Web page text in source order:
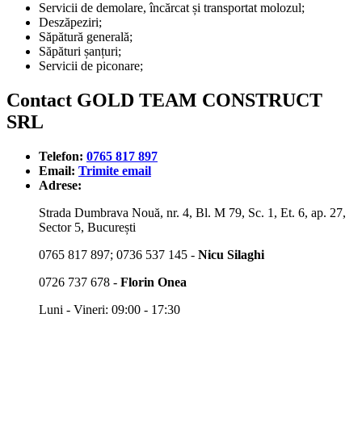
Servicii de demolare, încărcat și transportat molozul;
Deszăpeziri;
Săpătură generală;
Săpături șanțuri;
Servicii de piconare;
Contact GOLD TEAM CONSTRUCT
SRL
Telefon: 0765 817 897
Email: Trimite email
Adrese:
Strada Dumbrava Nouă, nr. 4, Bl. M 79, Sc. 1, Et. 6, ap. 27,
Sector 5, București
0765 817 897; 0736 537 145 - Nicu Silaghi
0726 737 678 - Florin Onea
Luni - Vineri: 09:00 - 17:30